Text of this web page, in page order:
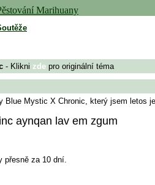
- Klikni zde pro originální téma
Mystic X Chronic, který jsem letos
aynqan lav em zgum
přesně za 10 dní.